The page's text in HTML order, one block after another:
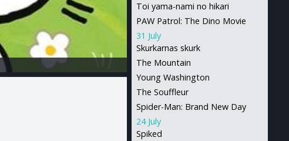
Toi yama-nami no hikari
PAW Patrol: The Dino Movie
31 July
Skurkarnas skurk
The Mountain
Young Washington
The Souffleur
Spider-Man: Brand New Day
24 July
Spiked